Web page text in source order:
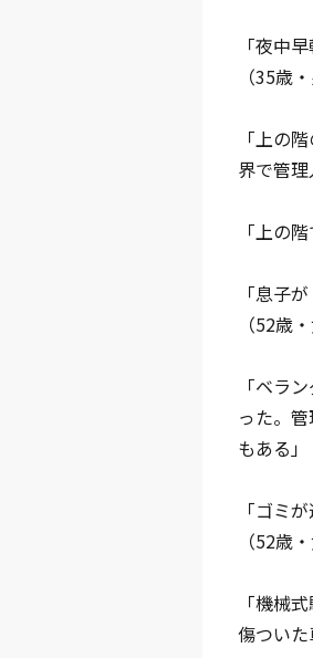
「夜中
（35歳
「上の
界で管理
「上の
「息子
（52歳
「ベラ
った。
もある」
「ゴミ
（52歳
「機械
傷ついた